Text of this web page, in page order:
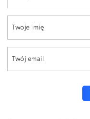
Twoje imię
Twój email